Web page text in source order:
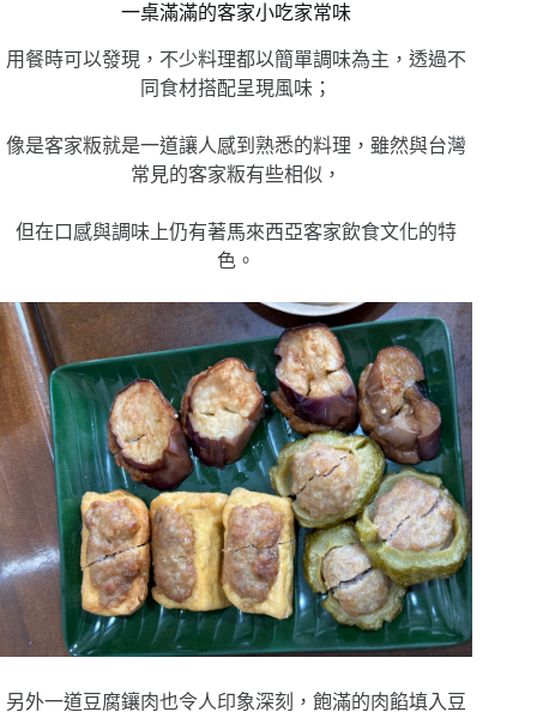
一桌滿滿的客家小吃家常味
用餐時可以發現，不少料理都以簡單調味為主，透過不
同食材搭配呈現風味；
像是客家粄就是一道讓人感到熟悉的料理，雖然與台灣
常見的客家粄有些相似，
但在口感與調味上仍有著馬來西亞客家飲食文化的特
色。
另外一道豆腐鑲肉也令人印象深刻，飽滿的肉餡填入豆